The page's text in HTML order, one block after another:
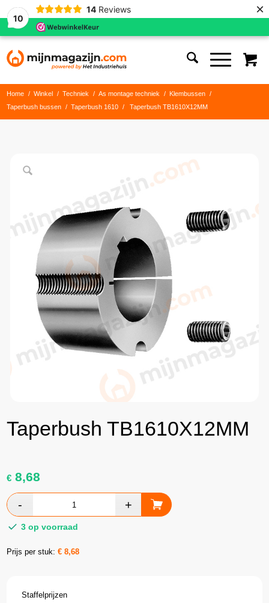
10
14 Reviews ×
Home / Winkel / Techniek / As montage techniek / Klembussen
/
Taperbush bussen
/ Taperbush 1610 / Taperbush TB1610X12MM
Taperbush TB1610X12MM
€ 8,68
3 op voorraad
Prijs per stuk:€8,68
Staffelprijzen